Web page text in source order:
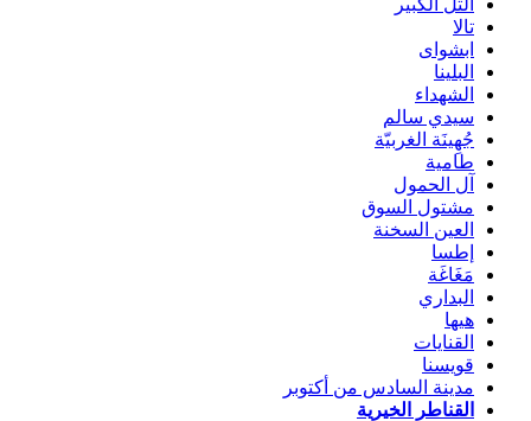
تالا
ابشواى
البلينا
الشهداء
سيدي سالم
جُهِينَة الغربيّة
طامية
آل الحمول
مشتول السوق
العين السخنة
إطسا
مَغَاغَة
البداري
هيها
القنايات
قويسنا
مدينة السادس من أكتوبر
القناطر الخيرية